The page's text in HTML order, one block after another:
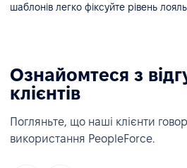
шаблонів легко фіксуйте рівень
Ознайомтеся з
клієнтів
Погляньте, що наші клієнти
використання PeopleForce.